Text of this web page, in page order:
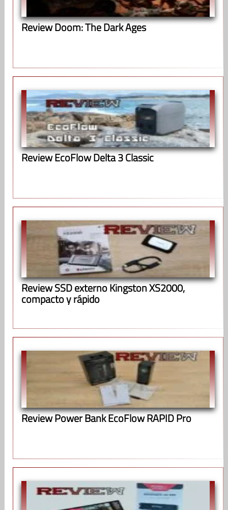
Review Doom: The Dark Ages
Review EcoFlow Delta 3 Classic
Review SSD externo Kingston XS2000,
compacto y rápido
Review Power Bank EcoFlow RAPID Pro